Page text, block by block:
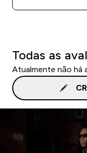
Todas as
Atualmente não há